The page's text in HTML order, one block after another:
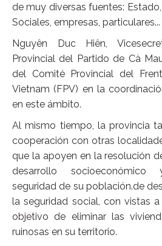
de muy diversas fuentes:
Sociales, empresas, particulares...
Nguyên Duc Hiên,
Provincial del Partido de Cà
del Comité Provincial del
Vietnam (FPV) en la
en este ámbito.
Al mismo tiempo, la provincia
cooperación con otras
que la apoyen en la resolución
desarrollo
seguridad de su población.de
la seguridad social, con vistas
objetivo de eliminar las
ruinosas en su territorio.